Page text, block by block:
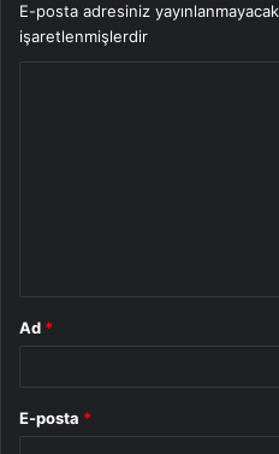
E-posta adresiniz
işaretlenmişlerdir
Ad *
E-posta *